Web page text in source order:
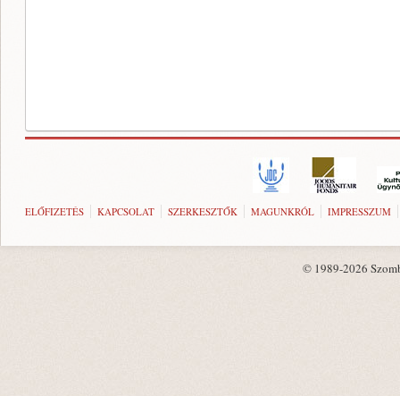
ELŐFIZETÉS KAPCSOLAT SZERKESZTŐK MAGUNKRÓL IMPRESSZUM
© 1989-2026